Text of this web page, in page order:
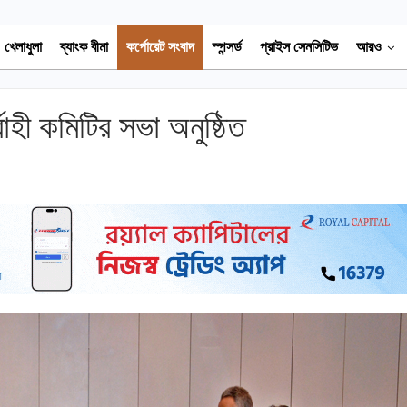
খেলাধুলা ব্যাংক বীমা কর্পোরেট সংবাদ স্পন্সর্ড প্রাইস সেনসিটিভ আরও
কমিটির সভা অনুষ্ঠিত